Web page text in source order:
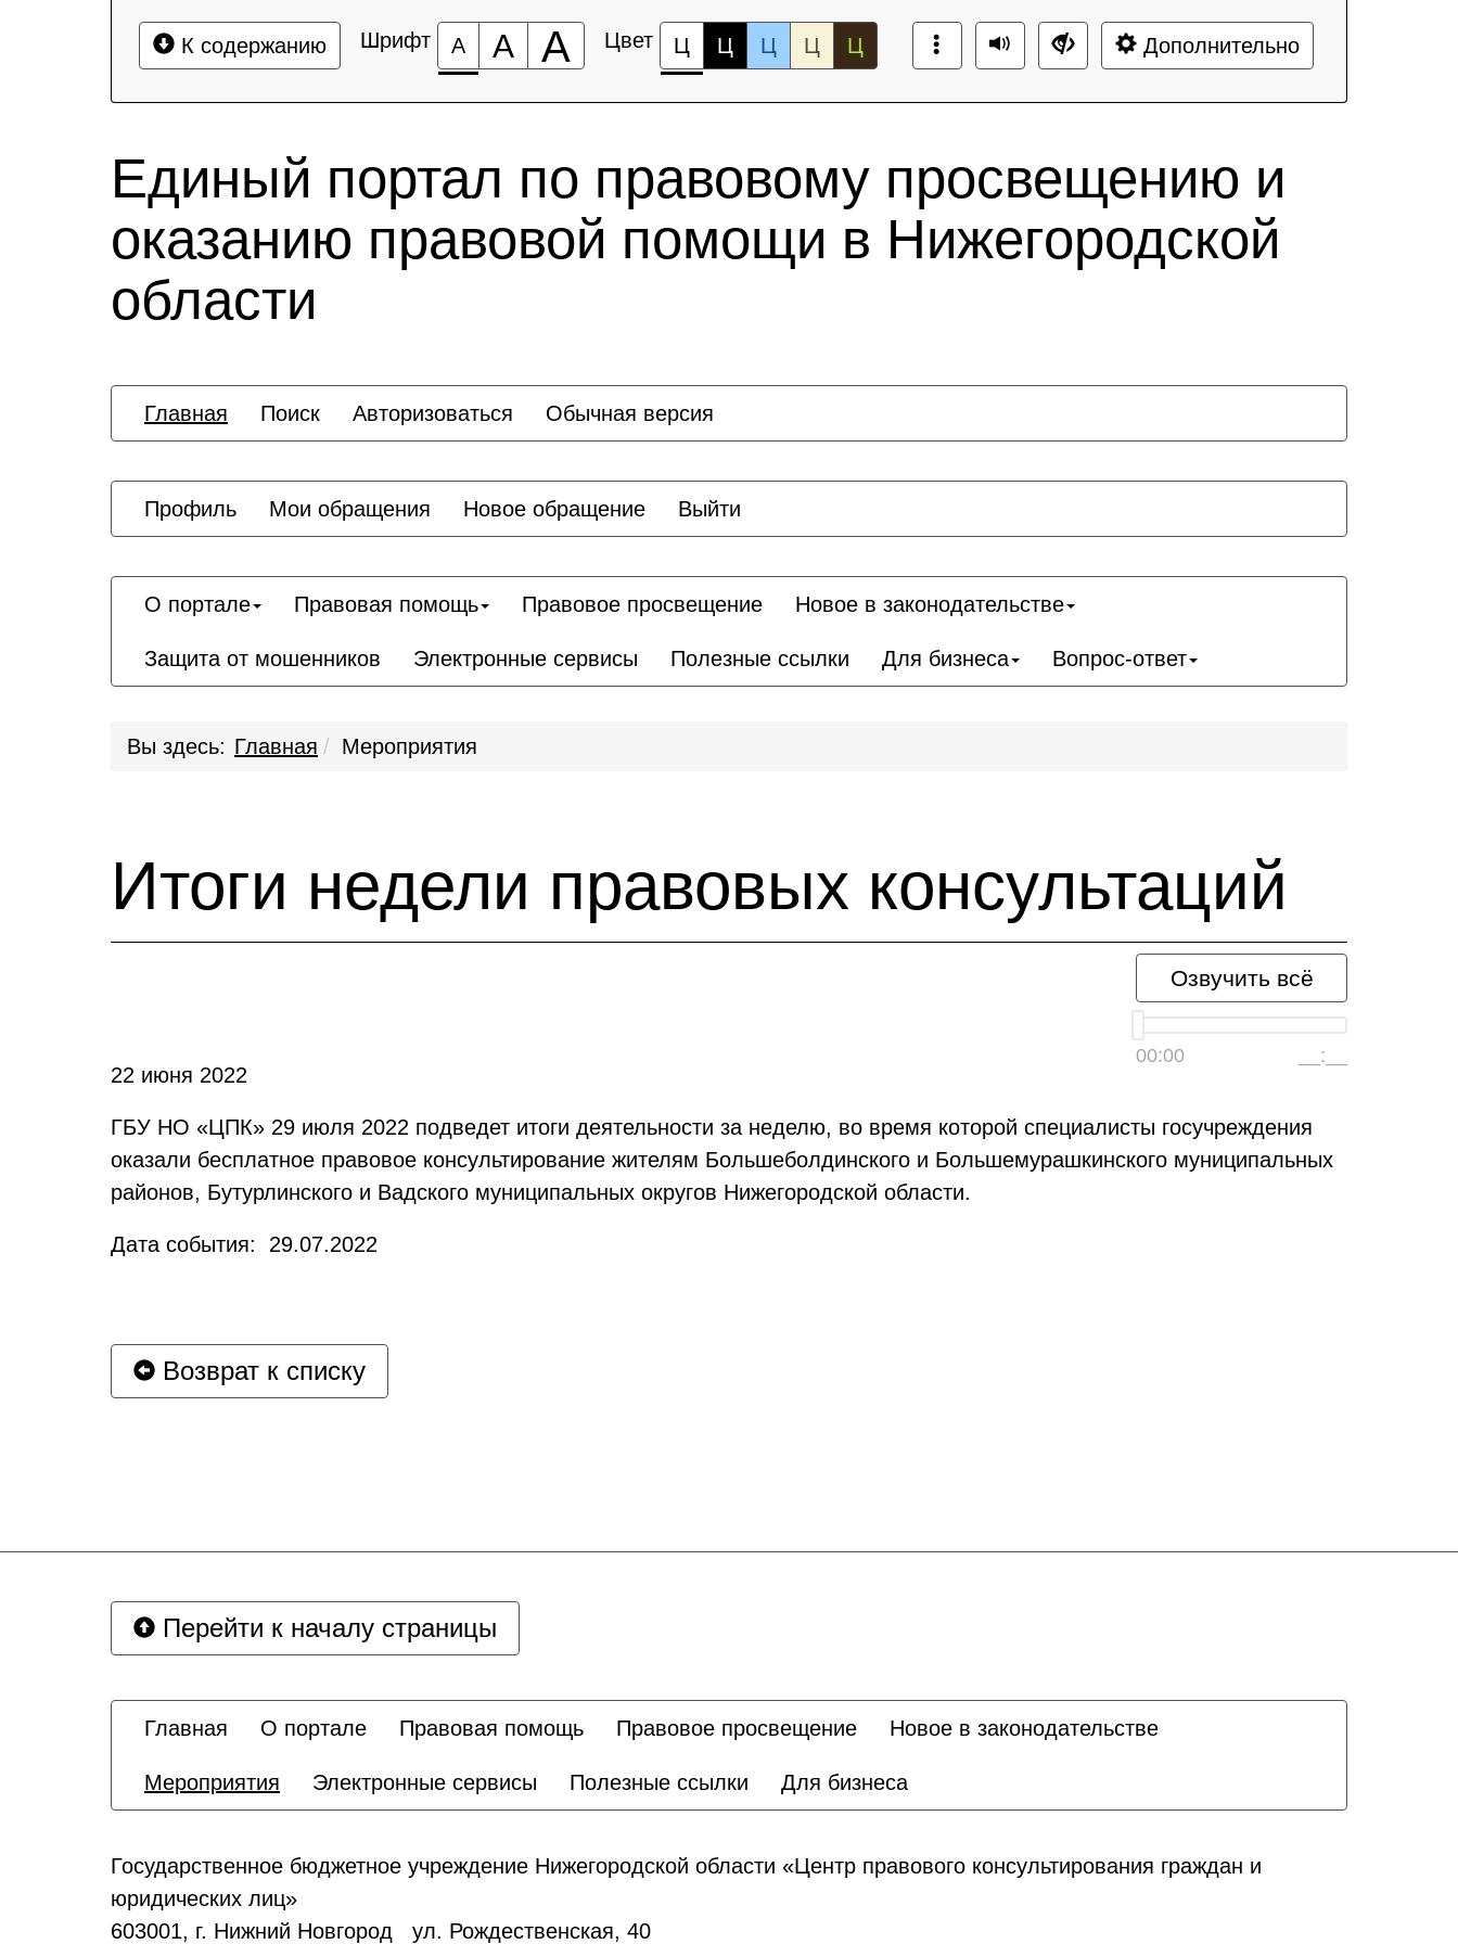
К содержанию Шрифт А А А Цвет Ц Ц Ц Ц Ц Дополнительно
Единый портал по правовому просвещению и
оказанию правовой помощи в Нижегородской
области
Главная Поиск Авторизоваться Обычная версия
Профиль Мои обращения Новое обращение Выйти
О портале Правовая помощь Правовое просвещение Новое в законодательстве
Защита от мошенников Электронные сервисы Полезные ссылки Для бизнеса Вопрос-ответ
Вы здесь: Главная Мероприятия
Итоги недели правовых консультаций
Озвучить всё
00:00 __:__
22 июня 2022
ГБУ НО «ЦПК» 29 июля 2022 подведет итоги деятельности за неделю, во время которой специалисты госучреждения
оказали бесплатное правовое консультирование жителям Большеболдинского и Большемурашкинского муниципальных
районов, Бутурлинского и Вадского муниципальных округов Нижегородской области.
Дата события: 29.07.2022
Возврат к списку
Перейти к началу страницы
Главная О портале Правовая помощь Правовое просвещение Новое в законодательстве
Мероприятия Электронные сервисы Полезные ссылки Для бизнеса
Государственное бюджетное учреждение Нижегородской области «Центр правового консультирования граждан и
юридических лиц»
603001, г. Нижний Новгород ул. Рождественская, 40